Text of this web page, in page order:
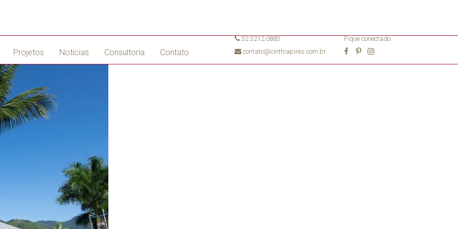
Projetos Notícias Consultoria Contato
32 3212.0883
contato@cinthiapires.com.br
Fique conectado